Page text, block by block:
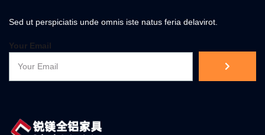
Sed ut perspiciatis unde omnis iste natus feria delavirot.
Your Email